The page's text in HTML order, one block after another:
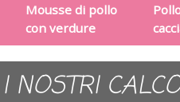
Mousse di pollo
con verdure
NOSTRI